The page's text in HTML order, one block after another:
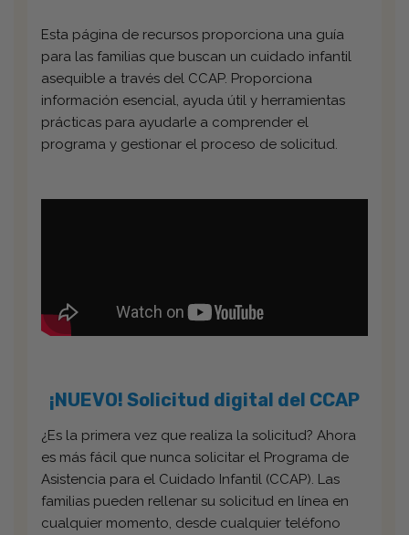
Esta página de recursos proporciona una guía
para las familias que buscan un cuidado infantil
asequible a través del CCAP. Proporciona
información esencial, ayuda útil y herramientas
prácticas para ayudarle a comprender el
programa y gestionar el proceso de solicitud.
¡NUEVO! Solicitud digital del CCAP
¿Es la primera vez que realiza la solicitud? Ahora
es más fácil que nunca solicitar el Programa de
Asistencia para el Cuidado Infantil (CCAP). Las
familias pueden rellenar su solicitud en línea en
cualquier momento, desde cualquier teléfono